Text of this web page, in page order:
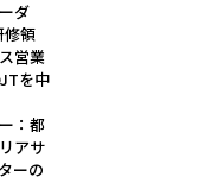
ダ
修領
営業
を中
：都
アサ
ーの